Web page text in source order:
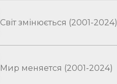
Світ змінюється (2001-2024)
Мир меняется (2001-2024)